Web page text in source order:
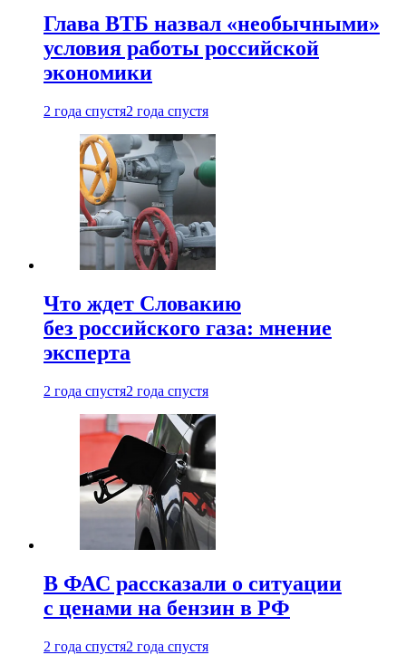
Глава ВТБ назвал «необычными»
условия работы российской
экономики
2 года спустя2 года спустя
Что ждет Словакию
без российского газа: мнение
эксперта
2 года спустя2 года спустя
В ФАС рассказали о ситуации
с ценами на бензин в РФ
2 года спустя2 года спустя